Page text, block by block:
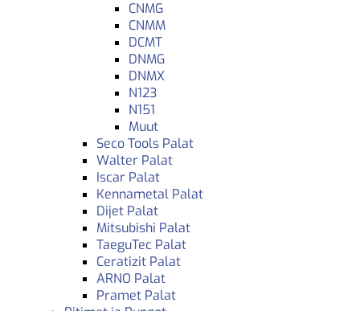
CNMG
CNMM
DCMT
DNMG
DNMX
N123
N151
Muut
Seco Tools Palat
Walter Palat
Iscar Palat
Kennametal Palat
Dijet Palat
Mitsubishi Palat
TaeguTec Palat
Ceratizit Palat
ARNO Palat
Pramet Palat